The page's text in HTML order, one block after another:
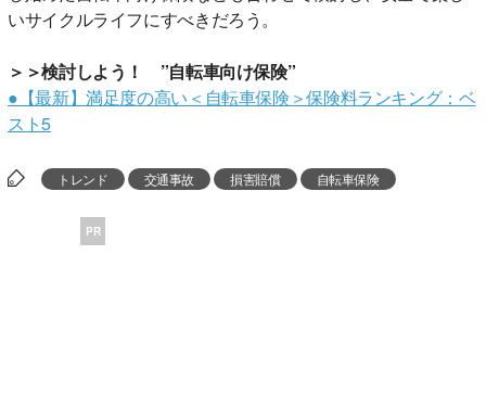
いサイクルライフにすべきだろう。
＞＞検討しよう！ ”自転車向け保険”
●【最新】満足度の高い＜自転車保険＞保険料ランキング：ベ
スト5
トレンド 交通事故 損害賠償 自転車保険
PR